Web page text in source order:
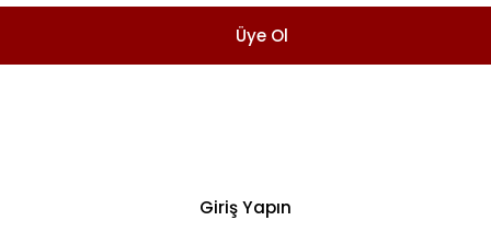
Üye Ol
Giriş Yapın